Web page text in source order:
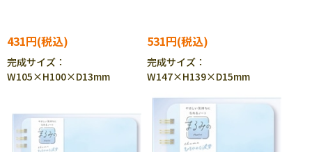
431円
完成サイズ：
W105×H100×D13mm
531円
完成サイズ：
W147×H139×D15mm